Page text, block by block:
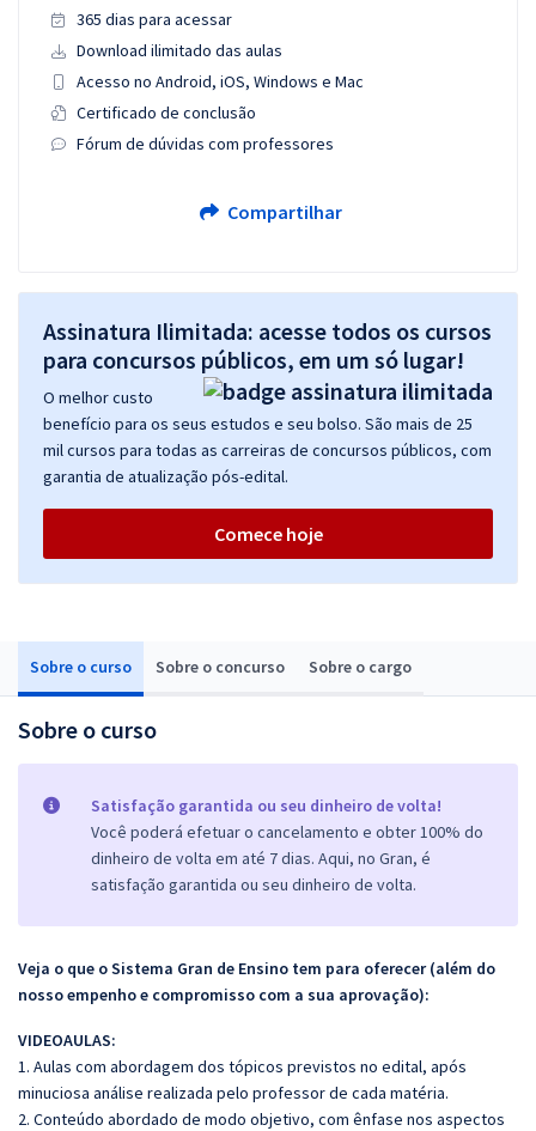
Sobre o curso Sobre o concurso Sobre o cargo
Sobre o curso
Satisfação garantida ou seu dinheiro de volta!
Você poderá efetuar o cancelamento e obter 100% do
dinheiro de volta em até 7 dias. Aqui, no Gran, é
satisfação garantida ou seu dinheiro de volta.
Veja o que o Sistema Gran de Ensino tem para oferecer (além do
nosso empenho e compromisso com a sua aprovação):
VIDEOAULAS:
1. Aulas com abordagem dos tópicos previstos no edital, após
minuciosa análise realizada pelo professor de cada matéria.
2. Conteúdo abordado de modo objetivo, com ênfase nos aspectos
365 dias para acessar
Download ilimitado das aulas
Acesso no Android, iOS, Windows e Mac
Certificado de conclusão
Fórum de dúvidas com professores
Compartilhar
Assinatura Ilimitada: acesse todos os cursos
para concursos públicos, em um só lugar!
O melhor custo
benefício para os seus estudos e seu bolso. São mais de 25
mil cursos para todas as carreiras de concursos públicos, com
garantia de atualização pós-edital.
Comece hoje